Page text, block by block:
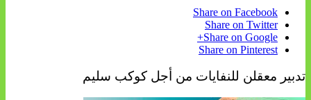
Share on Facebook
Share on Twitter
Share on Google+
Share on Pinterest
تدبير معقلن للنفايات من أجل كوكب سليم